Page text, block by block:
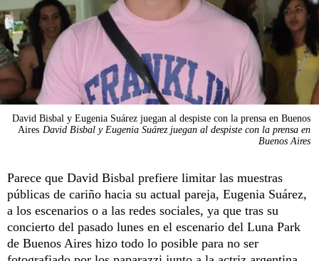
David Bisbal y Eugenia Suárez juegan al despiste con la prensa en Buenos
Aires David Bisbal y Eugenia Suárez juegan al despiste con la prensa en
Buenos Aires
Parece que David Bisbal prefiere limitar las muestras
públicas de cariño hacia su actual pareja, Eugenia Suárez,
a los escenarios o a las redes sociales, ya que tras su
concierto del pasado lunes en el escenario del Luna Park
de Buenos Aires hizo todo lo posible para no ser